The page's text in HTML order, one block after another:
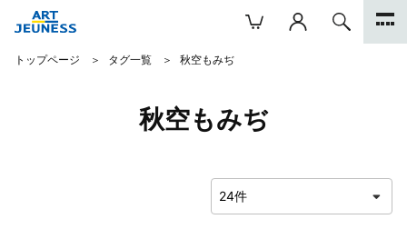
トップページ タグ一覧 秋空もみぢ
秋空もみぢ